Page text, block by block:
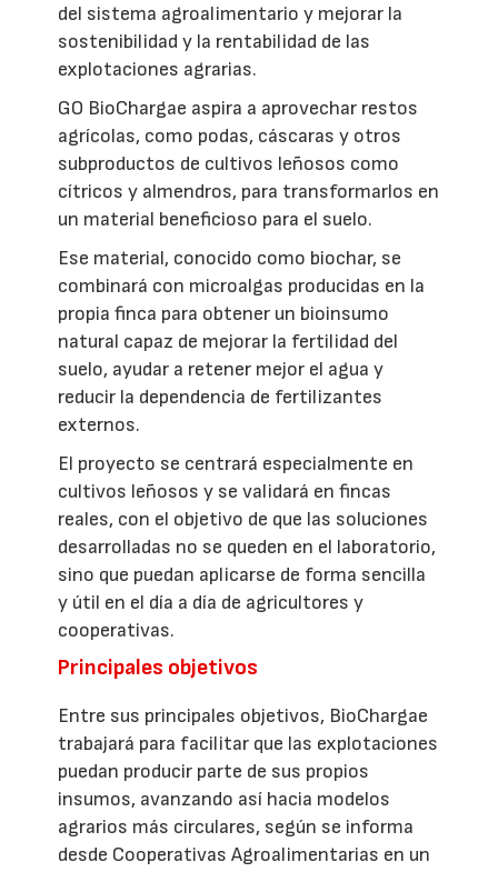
del sistema agroalimentario y mejorar la
sostenibilidad y la rentabilidad de las
explotaciones agrarias.
GO BioChargae aspira a aprovechar restos
agrícolas, como podas, cáscaras y otros
subproductos de cultivos leñosos como
cítricos y almendros, para transformarlos en
un material beneficioso para el suelo.
Ese material, conocido como biochar, se
combinará con microalgas producidas en la
propia finca para obtener un bioinsumo
natural capaz de mejorar la fertilidad del
suelo, ayudar a retener mejor el agua y
reducir la dependencia de fertilizantes
externos.
El proyecto se centrará especialmente en
cultivos leñosos y se validará en fincas
reales, con el objetivo de que las soluciones
desarrolladas no se queden en el laboratorio,
sino que puedan aplicarse de forma sencilla
y útil en el día a día de agricultores y
cooperativas.
Principales objetivos
Entre sus principales objetivos, BioChargae
trabajará para facilitar que las explotaciones
puedan producir parte de sus propios
insumos, avanzando así hacia modelos
agrarios más circulares, según se informa
desde Cooperativas Agroalimentarias en un